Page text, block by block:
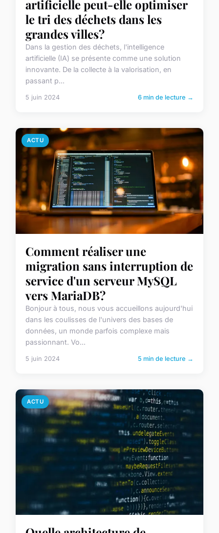
artificielle peut-elle optimiser
le tri des déchets dans les
grandes villes?
Dans la gestion des déchets, l'intelligence
artificielle (IA) se présente comme une solution
innovante. De la collecte à la valorisation, en
passant p...
5 juin 2024 6 min de lecture →
ACTU
Comment réaliser une
migration sans interruption de
service d'un serveur MySQL
vers MariaDB?
Bonjour à tous, nous vous accueillons aujourd'hui
dans les coulisses de l'univers des bases de
données, un monde parfois complexe mais
passionnant. Vo...
5 juin 2024 5 min de lecture →
ACTU